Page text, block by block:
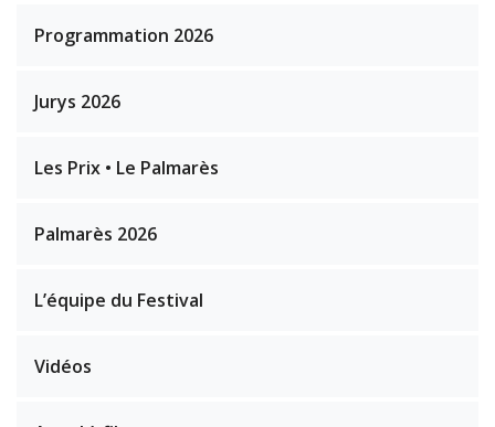
Programmation 2026
Jurys 2026
Les Prix • Le Palmarès
Palmarès 2026
L’équipe du Festival
Vidéos